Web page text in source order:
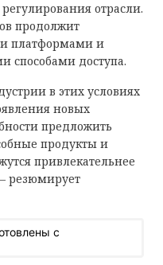
отрасли.
продолжит
платформами и
доступа.
в этих условиях
новых
предложить
продукты и
привлекательнее
резюмирует
с